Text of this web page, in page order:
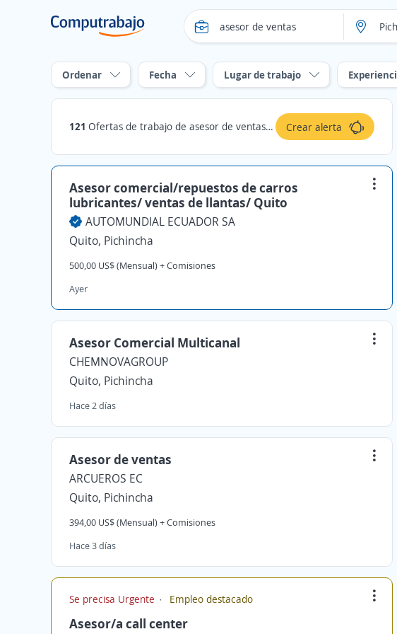
Ordenar Fecha Lugar de trabajo
121 Ofertas de trabajo de asesor de ventas en Pichincha Crear alerta
Asesor comercial/repuestos de carros
lubricantes/ ventas de llantas/ Quito
AUTOMUNDIAL ECUADOR SA
Quito, Pichincha
500,00 US$ (Mensual) + Comisiones
Ayer
Asesor Comercial Multicanal
CHEMNOVAGROUP
Quito, Pichincha
Hace 2 días
Asesor de ventas
ARCUEROS EC
Quito, Pichincha
394,00 US$ (Mensual) + Comisiones
Hace 3 días
Se precisa Urgente Empleo destacado
Asesor/a call center